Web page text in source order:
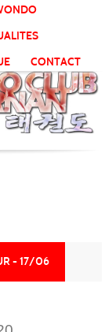
CONTACT
- 17/06